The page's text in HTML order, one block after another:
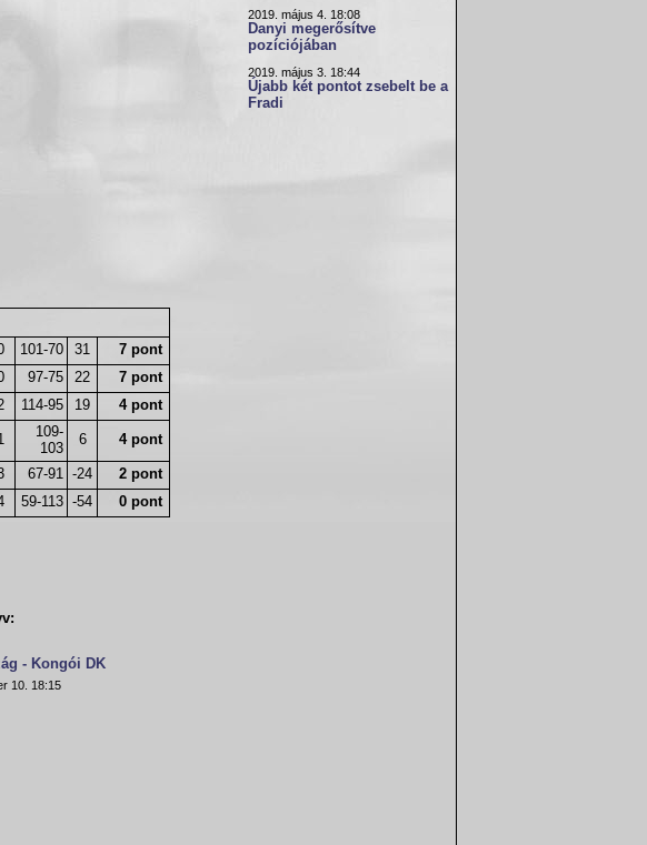
101-70 31
7 pont
97-75 22
7 pont
114-95 19 4 pont
109-
103
6 4 pont
67-91 -24
2 pont
59-113 -54 0 pont
- Kongói DK
10. 18:15
2019. május 4. 18:08
Danyi megerősítve
pozíciójában
2019. május 3. 18:44
Újabb két pontot zsebelt be a
Fradi